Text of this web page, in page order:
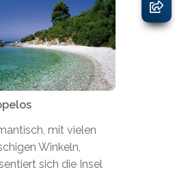
mit vielen
Winkeln,
sich die Insel